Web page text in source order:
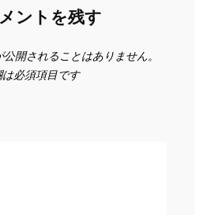
ントを残す
開されることはありません。
必須項目です